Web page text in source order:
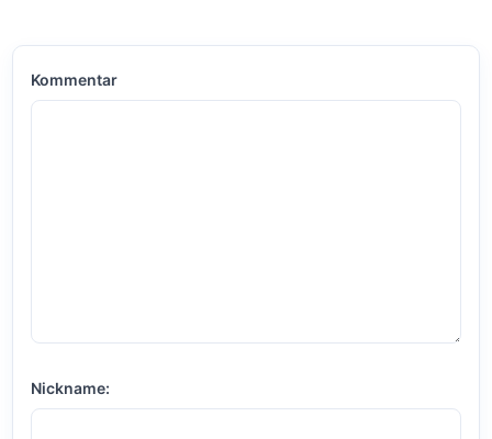
Kommentar
Nickname: